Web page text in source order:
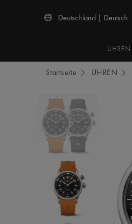
Deutschland | Deutsch
UHREN
Startseite UHREN